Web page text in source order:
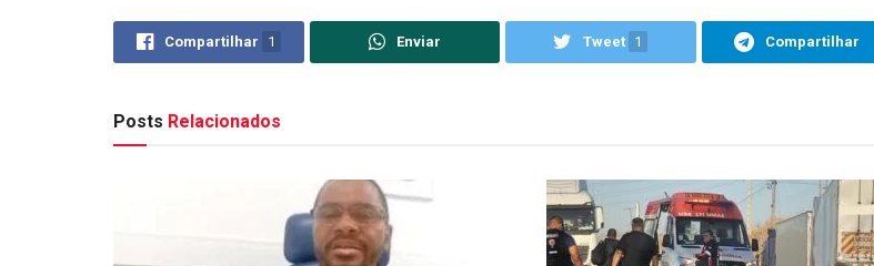
Compartilhar 1 Enviar Tweet 1 Compartilhar
Posts Relacionados